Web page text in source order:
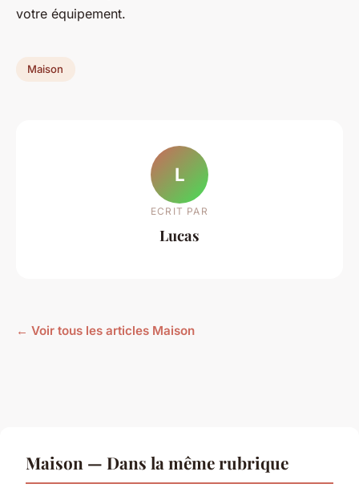
votre équipement.
Maison
L
ECRIT PAR
Lucas
← Voir tous les articles Maison
Maison — Dans la même rubrique